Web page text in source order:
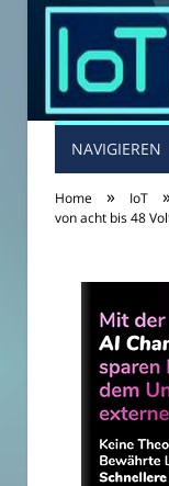
NAVIGIEREN
Home » IoT
von acht bis 48